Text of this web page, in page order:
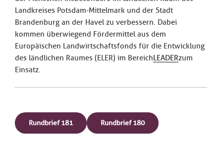
Landkreises Potsdam-Mittelmark und der Stadt
Brandenburg an der Havel zu verbessern. Dabei
kommen überwiegend Fördermittel aus dem
Europäischen Landwirtschaftsfonds für die Entwicklung
des ländlichen Raumes (ELER) im BereichLEADERzum
Einsatz.
Rundbrief 181 Rundbrief 180